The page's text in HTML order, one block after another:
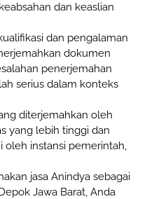
dan keaslian
dan pengalaman
dokumen
penerjemahan
serius dalam konteks
diterjemahkan oleh
yang lebih tinggi dan
oleh instansi pemerintah,
jasa Anindya sebagai
Jawa Barat, Anda